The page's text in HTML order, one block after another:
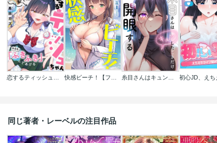
恋するティッシュちゃん～好きな子の姿で、今日も「ふきふき」してあげる～【フルカラー】 快感ビーチ！【フルカラー】 糸目さんはキュンしたときだけ開眼する【フルカラー】
同じ著者・レーベルの注目作品